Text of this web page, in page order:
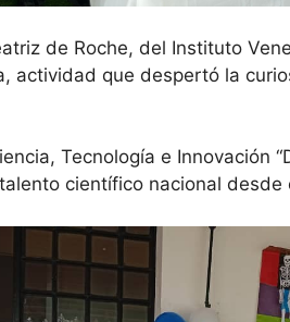
de Roche, del Instituto
actividad que despertó la
Tecnología e Innovación
científico nacional desde